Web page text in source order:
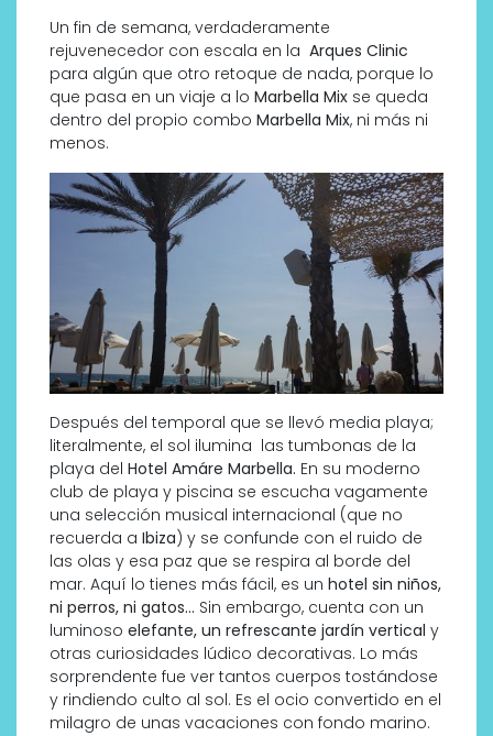
Un fin de semana, verdaderamente
rejuvenecedor con escala en la Arques Clinic
para algún que otro retoque de nada, porque lo
que pasa en un viaje a lo Marbella Mix se queda
dentro del propio combo Marbella Mix, ni más ni
menos.
Después del temporal que se llevó media playa;
literalmente, el sol ilumina las tumbonas de la
playa del Hotel Amáre Marbella. En su moderno
club de playa y piscina se escucha vagamente
una selección musical internacional (que no
recuerda a Ibiza) y se confunde con el ruido de
las olas y esa paz que se respira al borde del
mar. Aquí lo tienes más fácil, es un hotel sin niños,
ni perros, ni gatos… Sin embargo, cuenta con un
luminoso elefante, un refrescante jardín vertical y
otras curiosidades lúdico decorativas. Lo más
sorprendente fue ver tantos cuerpos tostándose
y rindiendo culto al sol. Es el ocio convertido en el
milagro de unas vacaciones con fondo marino.